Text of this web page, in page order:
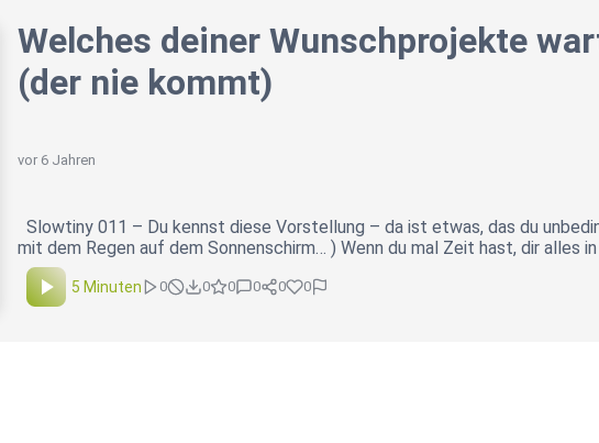
Welches deiner Wunschprojekte
(der nie kommt)
vor 6 Jahren
Slowtiny 011 – Du kennst diese Vorstellung – da ist etwas, das du
mit dem Regen auf dem Sonnenschirm… ) Wenn du mal Zeit hast, dir alles
5 Minuten 0 0 0 0 0 0